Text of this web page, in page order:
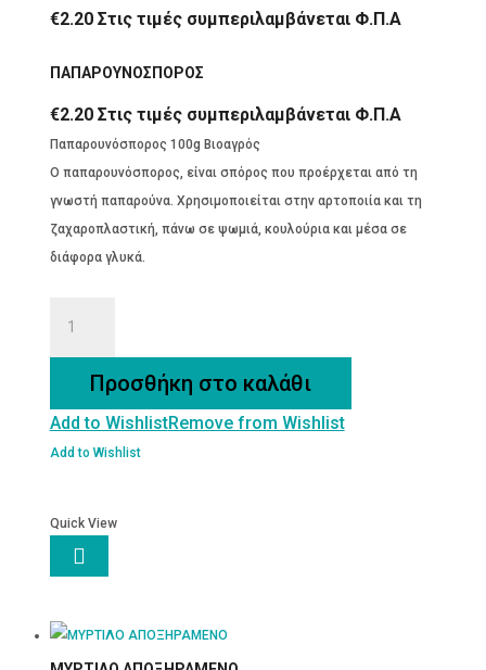
€2.20 Στις τιμές συμπεριλαμβάνεται Φ.Π.Α
ΠΑΠΑΡΟΥΝΟΣΠΟΡΟΣ
€2.20 Στις τιμές συμπεριλαμβάνεται Φ.Π.Α
Παπαρουνόσπορος 100g Βιοαγρός
Ο παπαρουνόσπορος, είναι σπόρος που προέρχεται από τη
γνωστή παπαρούνα. Χρησιμοποιείται στην αρτοποιία και τη
ζαχαροπλαστική, πάνω σε ψωμιά, κουλούρια και μέσα σε
διάφορα γλυκά.
Προσθήκη στο καλάθι
Add to WishlistRemove from Wishlist
Add to Wishlist
Quick View
